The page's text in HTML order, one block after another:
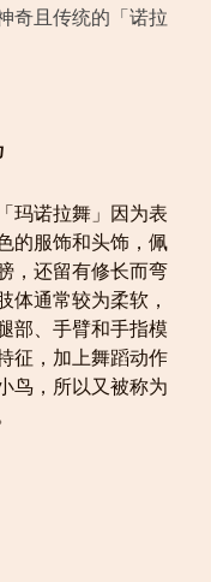
奇且传统的「诺拉
玛诺拉舞」因为表
的服饰和头饰，佩
，还留有修长而弯
体通常较为柔软，
部、手臂和手指模
征，加上舞蹈动作
鸟，所以又被称为